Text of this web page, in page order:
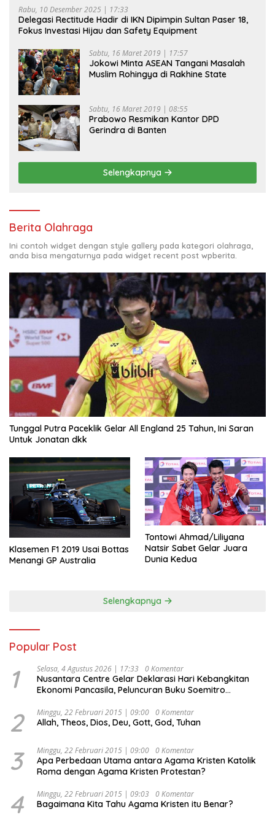
Rabu, 10 Desember 2025 | 17:33
Delegasi Rectitude Hadir di IKN Dipimpin Sultan Paser 18,
Fokus Investasi Hijau dan Safety Equipment
Sabtu, 16 Maret 2019 | 17:57
Jokowi Minta ASEAN Tangani Masalah
Muslim Rohingya di Rakhine State
Sabtu, 16 Maret 2019 | 08:55
Prabowo Resmikan Kantor DPD
Gerindra di Banten
Selengkapnya
Berita Olahraga
Ini contoh widget dengan style gallery pada kategori olahraga,
anda bisa mengaturnya pada widget recent post wpberita.
Tunggal Putra Paceklik Gelar All England 25 Tahun, Ini Saran
Untuk Jonatan dkk
Klasemen F1 2019 Usai Bottas
Menangi GP Australia
Tontowi Ahmad/Liliyana
Natsir Sabet Gelar Juara
Dunia Kedua
Selengkapnya
Popular Post
1 Selasa, 4 Agustus 2026 | 17:33 0 Komentar
Nusantara Centre Gelar Deklarasi Hari Kebangkitan
Ekonomi Pancasila, Peluncuran Buku Soemitro
Ekonomi Politik Indonesia) & Simposium Nasional
“Urgensi Undang-Undang Perekonomian Nasional dan
Indonesia Emas 2045”,
2 Minggu, 22 Februari 2015 | 09:00 0 Komentar
Allah, Theos, Dios, Deu, Gott, God, Tuhan
3 Minggu, 22 Februari 2015 | 09:00 0 Komentar
Apa Perbedaan Utama antara Agama Kristen Katolik
Roma dengan Agama Kristen Protestan?
4 Minggu, 22 Februari 2015 | 09:03 0 Komentar
Bagaimana Kita Tahu Agama Kristen itu Benar?